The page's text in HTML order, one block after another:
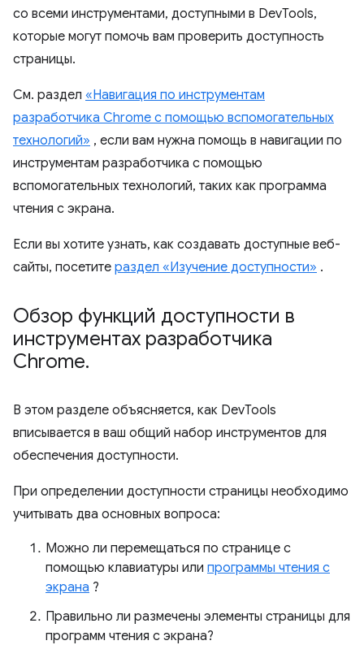
со всеми инструментами, доступными в DevTools,
которые могут помочь вам проверить доступность
страницы.
См. раздел «Навигация по инструментам
разработчика Chrome с помощью вспомогательных
технологий» , если вам нужна помощь в навигации по
инструментам разработчика с помощью
вспомогательных технологий, таких как программа
чтения с экрана.
Если вы хотите узнать, как создавать доступные веб-
сайты, посетите раздел «Изучение доступности» .
Обзор функций доступности в
инструментах разработчика
Chrome.
В этом разделе объясняется, как DevTools
вписывается в ваш общий набор инструментов для
обеспечения доступности.
При определении доступности страницы необходимо
учитывать два основных вопроса:
Можно ли перемещаться по странице с
помощью клавиатуры или программы чтения с
экрана ?
Правильно ли размечены элементы страницы для
программ чтения с экрана?